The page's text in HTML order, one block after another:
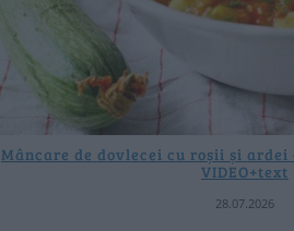
Mâncare de dovlecei cu roșii și
VIDEO+text
28.07.2026